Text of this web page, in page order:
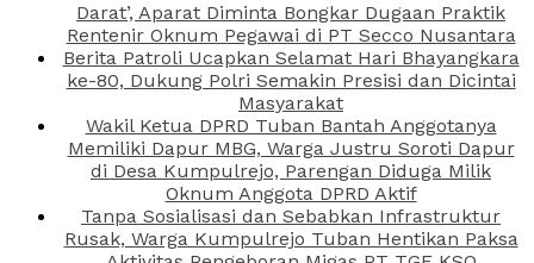
Darat’, Aparat Diminta Bongkar Dugaan Praktik
Rentenir Oknum Pegawai di PT Secco Nusantara
Berita Patroli Ucapkan Selamat Hari Bhayangkara
ke-80, Dukung Polri Semakin Presisi dan Dicintai
Masyarakat
Wakil Ketua DPRD Tuban Bantah Anggotanya
Memiliki Dapur MBG, Warga Justru Soroti Dapur
di Desa Kumpulrejo, Parengan Diduga Milik
Oknum Anggota DPRD Aktif
Tanpa Sosialisasi dan Sebabkan Infrastruktur
Rusak, Warga Kumpulrejo Tuban Hentikan Paksa